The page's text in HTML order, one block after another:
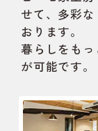
せて、多彩
おります。
暮らしをも
が可能です。